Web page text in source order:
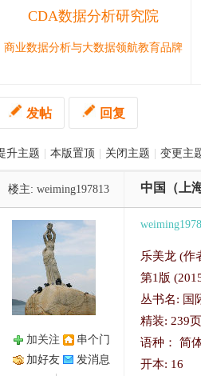
CDA数据分析研究院
商业数据分析与大数据领航教育品牌
发帖 回复
升主题 本版置顶 关闭主题 变更主
楼主: weiming197813 中国（上
加关注
串个门
加好友
发消息
乐美龙 (作
第1 版
丛书名: 国
精装: 239页
语种： 简
开本: 16